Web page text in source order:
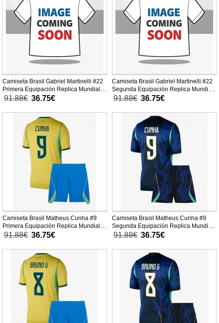
Camiseta Brasil Gabriel Martinelli #22
Primera Equipación Replica Mundial
2026 para niños mangas cortas (+
91.88€ 36.75€
Camiseta Brasil Gabriel Martinelli #22
Segunda Equipación Replica Mundial
2026 para niños mangas cortas (+
91.88€ 36.75€
Camiseta Brasil Matheus Cunha #9
Primera Equipación Replica Mundial
2026 para niños mangas cortas (+
91.88€ 36.75€
Camiseta Brasil Matheus Cunha #9
Segunda Equipación Replica Mundial
2026 para niños mangas cortas (+
91.88€ 36.75€